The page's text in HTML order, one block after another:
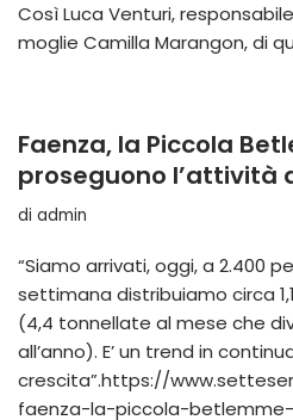
Così Luca Venturi,
moglie Camilla Marangon, di
Faenza, la Piccola
proseguono l’attività
di admin
“Siamo arrivati, oggi, a 2.400
settimana distribuiamo circa
(4,4 tonnellate al mese che
all’anno). E’ un trend in
crescita”.https://
faenza-la-piccola-